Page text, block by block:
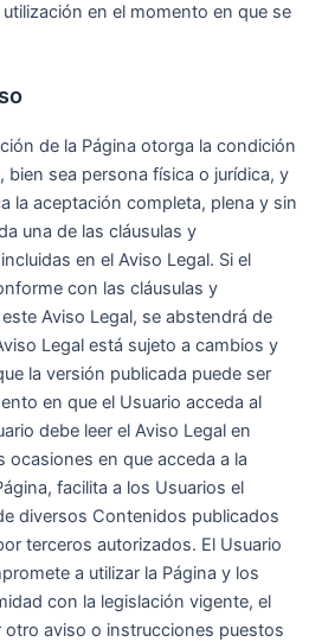
en el momento en que se
de la Página otorga la condición
bien sea persona física o jurídica, y
la aceptación completa, plena y sin
una de las cláusulas y
en el Aviso Legal. Si el
con las cláusulas y
Aviso Legal, se abstendrá de
Legal está sujeto a cambios y
la versión publicada puede ser
en que el Usuario acceda al
debe leer el Aviso Legal en
ocasiones en que acceda a la
facilita a los Usuarios el
diversos Contenidos publicados
terceros autorizados. El Usuario
a utilizar la Página y los
con la legislación vigente, el
otro aviso o instrucciones puestos